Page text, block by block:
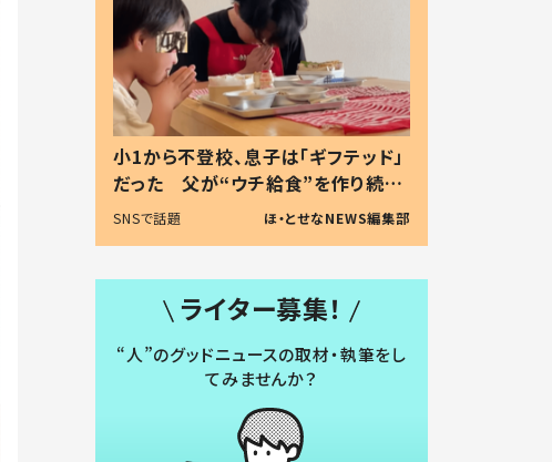
小1から不登校、息子は「ギフテッド」
だった 父が“ウチ給食”を作り続け
る理由とは #令和の親 #令和の子
SNSで話題 ほ・とせなNEWS編集部
ライター募集！
“人”のグッドニュースの取材・執筆をし
てみませんか？